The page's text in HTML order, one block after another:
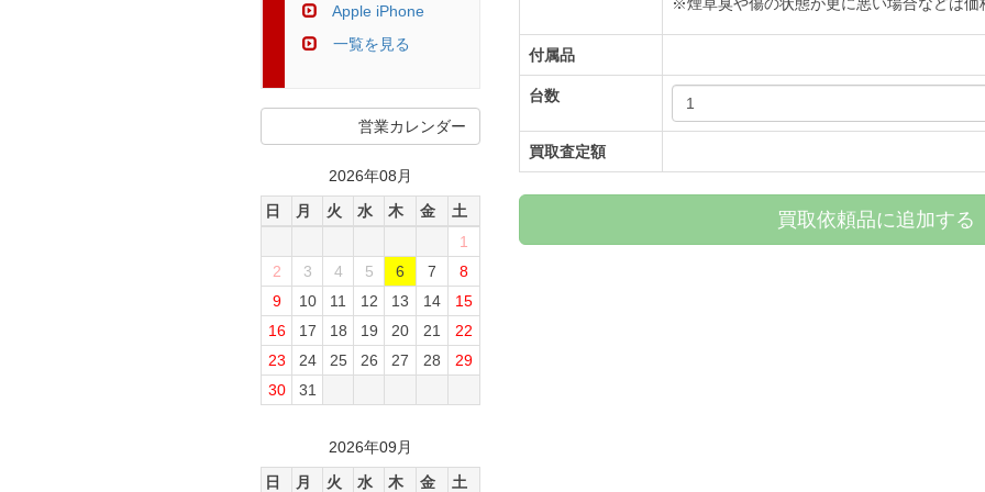
付属品
台数
買取査定額
買取依頼品に追加する
Apple iPhone
一覧を見る
営業カレンダー
2026年08月
日
月 火 水 木 金
土
1
2
3 4 5 6 7
8
9
10 11 12 13 14
15
16
17 18 19 20 21
22
23
24 25 26 27 28
29
30
31
2026年09月
日
月 火 水 木 金 土